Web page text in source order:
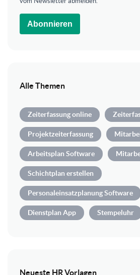
Abonnieren
Alle Themen
Zeiterfassung online
Projektzeiterfassung
Arbeitsplan Software
Schichtplan erstellen
Personaleinsatzplanung Software
Dienstplan App Stempeluhr
Neueste HR Vorlagen